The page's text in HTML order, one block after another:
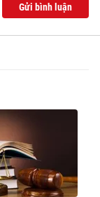
Gửi bình luận